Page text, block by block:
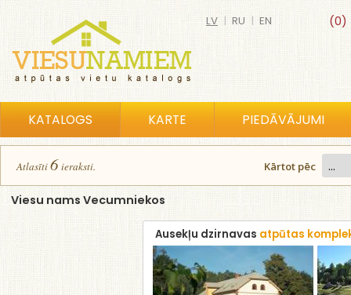
(0)
LV | RU | EN
KATALOGS KARTE PIEDĀVĀJUMI
Atlasīti6ieraksti. Kārtot pēc
Viesu nams Vecumniekos
Ausekļu dzirnavas atpūtas